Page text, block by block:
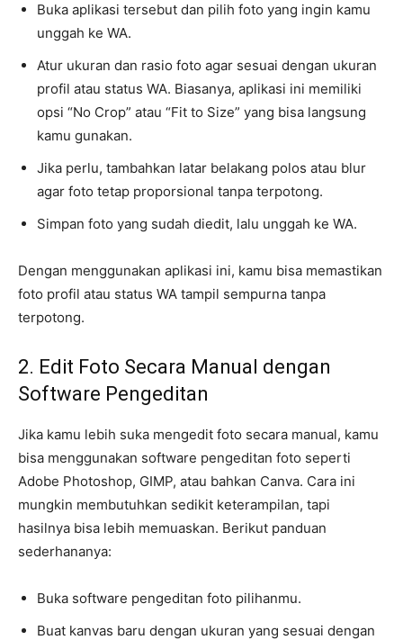
Buka aplikasi tersebut dan pilih foto yang ingin kamu
unggah ke WA.
Atur ukuran dan rasio foto agar sesuai dengan ukuran
profil atau status WA. Biasanya, aplikasi ini memiliki
opsi “No Crop” atau “Fit to Size” yang bisa langsung
kamu gunakan.
Jika perlu, tambahkan latar belakang polos atau blur
agar foto tetap proporsional tanpa terpotong.
Simpan foto yang sudah diedit, lalu unggah ke WA.
Dengan menggunakan aplikasi ini, kamu bisa memastikan
foto profil atau status WA tampil sempurna tanpa
terpotong.
2. Edit Foto Secara Manual dengan
Software Pengeditan
Jika kamu lebih suka mengedit foto secara manual, kamu
bisa menggunakan software pengeditan foto seperti
Adobe Photoshop, GIMP, atau bahkan Canva. Cara ini
mungkin membutuhkan sedikit keterampilan, tapi
hasilnya bisa lebih memuaskan. Berikut panduan
sederhananya:
Buka software pengeditan foto pilihanmu.
Buat kanvas baru dengan ukuran yang sesuai dengan